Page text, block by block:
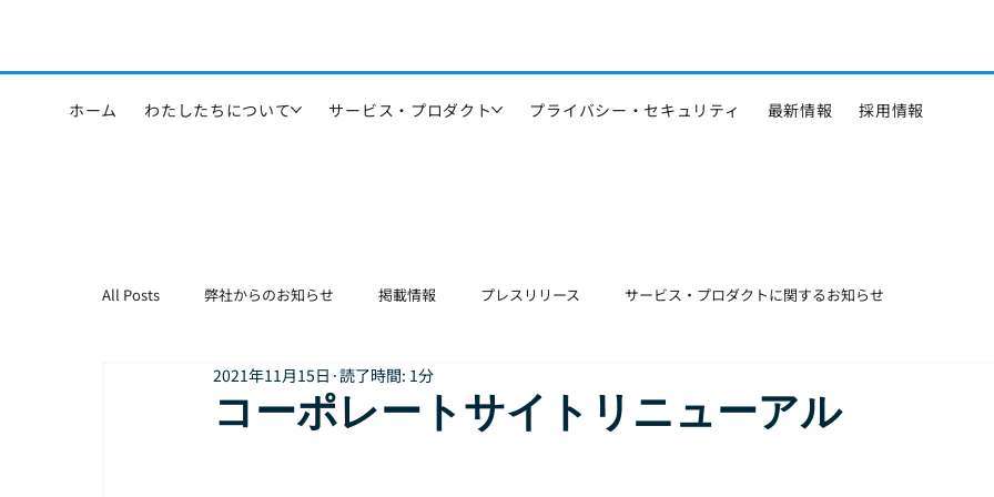
ホーム わたしたちについて サービス・プロダクト プライバシー・セキュリティ 最新情報 採用情報
All Posts 弊社からのお知らせ 掲載情報 プレスリリース サービス・プロダクトに関するお知らせ
コーポレートサイトリニューアル
2021年11月15日 読了時間: 1分